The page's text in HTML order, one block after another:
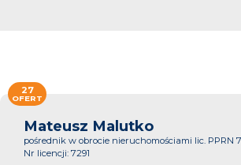
Mateusz Malutko
pośrednik w obrocie nieruchomościami lic. PPRN
Nr licencji: 7291
27
OFERT